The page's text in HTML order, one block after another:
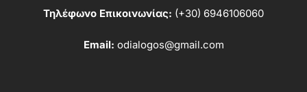
Τηλέφωνο Επικοινωνίας: (+30) 6946106060
Email: odialogos@gmail.com